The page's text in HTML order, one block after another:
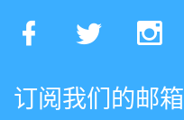
订阅我们的邮箱